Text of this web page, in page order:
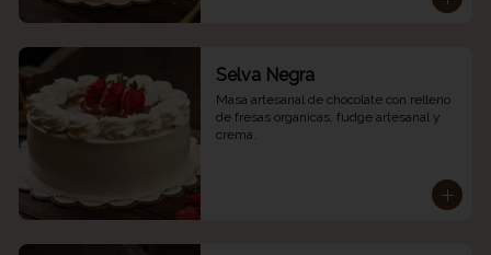
Selva Negra
Masa artesanal de chocolate con relleno
de fresas organicas, fudge artesanal y
crema.